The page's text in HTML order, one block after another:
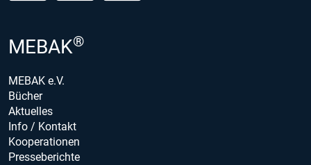
MEBAK®
MEBAK e.V.
Bücher
Aktuelles
Info / Kontakt
Kooperationen
Presseberichte